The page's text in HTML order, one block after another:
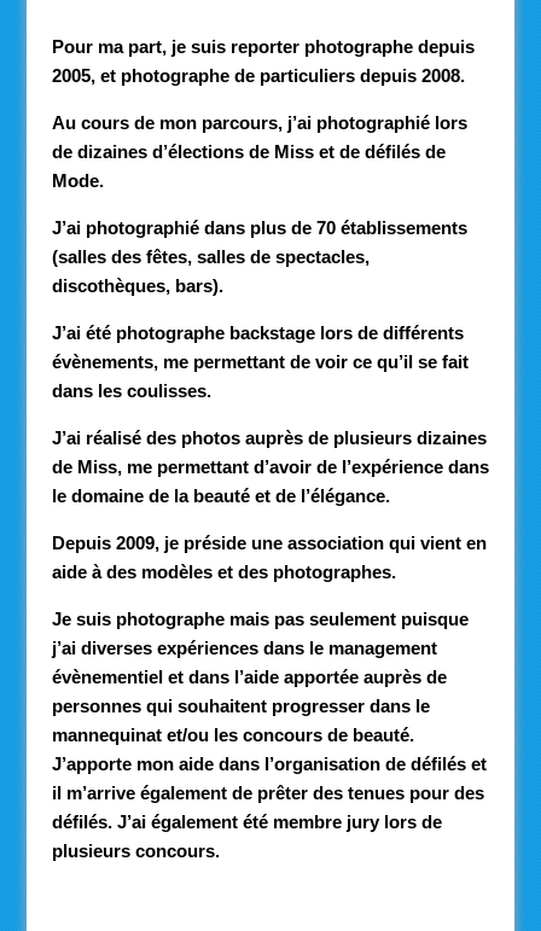
Pour ma part, je suis reporter photographe depuis
2005, et photographe de particuliers depuis 2008.
Au cours de mon parcours, j’ai photographié lors
de dizaines d’élections de Miss et de défilés de
Mode.
J’ai photographié dans plus de 70 établissements
(salles des fêtes, salles de spectacles,
discothèques, bars).
J’ai été photographe backstage lors de différents
évènements, me permettant de voir ce qu’il se fait
dans les coulisses.
J’ai réalisé des photos auprès de plusieurs dizaines
de Miss, me permettant d’avoir de l’expérience dans
le domaine de la beauté et de l’élégance.
Depuis 2009, je préside une association qui vient en
aide à des modèles et des photographes.
Je suis photographe mais pas seulement puisque
j’ai diverses expériences dans le management
évènementiel et dans l’aide apportée auprès de
personnes qui souhaitent progresser dans le
mannequinat et/ou les concours de beauté.
J’apporte mon aide dans l’organisation de défilés et
il m’arrive également de prêter des tenues pour des
défilés. J’ai également été membre jury lors de
plusieurs concours.